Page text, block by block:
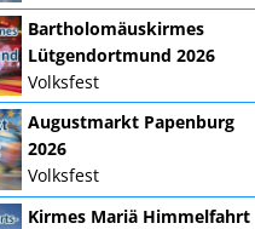
Bartholomäuskirmes
Lütgendortmund 2026
Volksfest
Augustmarkt Papenburg
2026
Volksfest
Kirmes Mariä Himmelfahrt